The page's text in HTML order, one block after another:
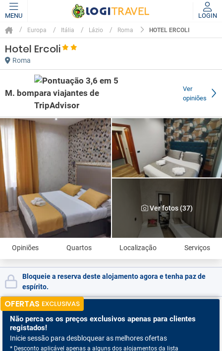
MENU LOGIN
Europa Itália Lázio Roma HOTEL ERCOLI
Hotel Ercoli
Roma
M. bom
Ver
opiniões
Ver fotos (37)
Opiniões Quartos Localização Serviços
Bloqueie a reserva deste alojamento agora e tenha paz de
espírito.
OFERTAS EXCLUSIVAS
Não perca os os preços exclusivos apenas para clientes
registados!
Inicie sessão para desbloquear as melhores ofertas
* Desconto aplicável apenas a alguns dos alojamentos da lista